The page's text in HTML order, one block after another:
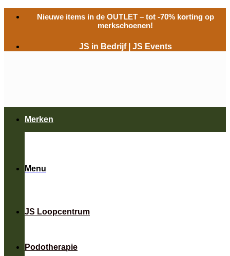
naar
Nieuwe items in de OUTLET– tot -70% korting op
merkschoenen!
JS in Bedrijf JS Events
Menu
JS Loopcentrum
Podotherapie
Merken